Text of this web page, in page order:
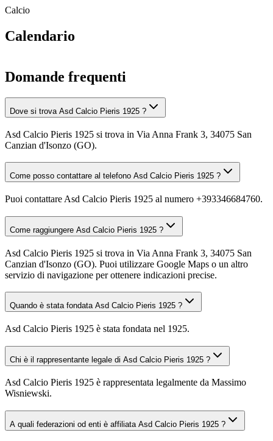
Calcio
Calendario
Domande frequenti
Dove si trova Asd Calcio Pieris 1925 ?
Asd Calcio Pieris 1925 si trova in Via Anna Frank 3, 34075 San
Canzian d'Isonzo (GO).
Come posso contattare al telefono Asd Calcio Pieris 1925 ?
Puoi contattare Asd Calcio Pieris 1925 al numero +393346684760.
Come raggiungere Asd Calcio Pieris 1925 ?
Asd Calcio Pieris 1925 si trova in Via Anna Frank 3, 34075 San
Canzian d'Isonzo (GO). Puoi utilizzare Google Maps o un altro
servizio di navigazione per ottenere indicazioni precise.
Quando è stata fondata Asd Calcio Pieris 1925 ?
Asd Calcio Pieris 1925 è stata fondata nel 1925.
Chi è il rappresentante legale di Asd Calcio Pieris 1925 ?
Asd Calcio Pieris 1925 è rappresentata legalmente da Massimo
Wisniewski.
A quali federazioni od enti è affiliata Asd Calcio Pieris 1925 ?